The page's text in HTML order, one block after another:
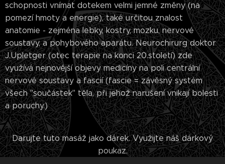
schopnosti vnímat dotekem velmi jemné změny (na
pomezí hmoty a energie), také určitou znalost
anatomie - zejména lebky, kostry, mozku, nervové
soustavy, a pohybového aparátu. Neurochirurg doktor
J.Upletger (otec terapie na konci 20.století) zde
využívá nejnovější objevy medicíny na poli centrální
nervové soustavy a fascií (fascie = závěsný systém
všech "součástek" těla, při jehož narušení vnikají bolesti
a poruchy.)
Darujte tuto masáž jako dárek. Využijte náš dárkový
poukaz.